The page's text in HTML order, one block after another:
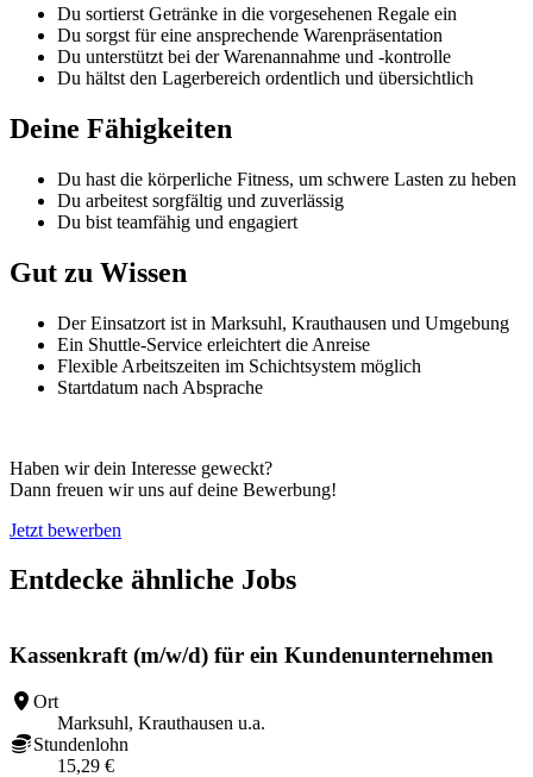
Du sortierst Getränke in die vorgesehenen Regale ein
Du sorgst für eine ansprechende Warenpräsentation
Du unterstützt bei der Warenannahme und -kontrolle
Du hältst den Lagerbereich ordentlich und übersichtlich
Deine Fähigkeiten
Du hast die körperliche Fitness, um schwere Lasten zu heben
Du arbeitest sorgfältig und zuverlässig
Du bist teamfähig und engagiert
Gut zu Wissen
Der Einsatzort ist in Marksuhl, Krauthausen und Umgebung
Ein Shuttle-Service erleichtert die Anreise
Flexible Arbeitszeiten im Schichtsystem möglich
Startdatum nach Absprache
Haben wir dein Interesse geweckt?
Dann freuen wir uns auf deine Bewerbung!
Jetzt bewerben
Entdecke ähnliche Jobs
Kassenkraft (m/w/d) für ein Kundenunternehmen
Ort
Marksuhl, Krauthausen u.a.
Stundenlohn
15,29 €